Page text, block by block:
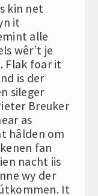
kin net
it
alle
wêr’t je
Flak foar it
is der
sileger
Breuker
as
hâlden om
fan
nacht iis
wy der
It